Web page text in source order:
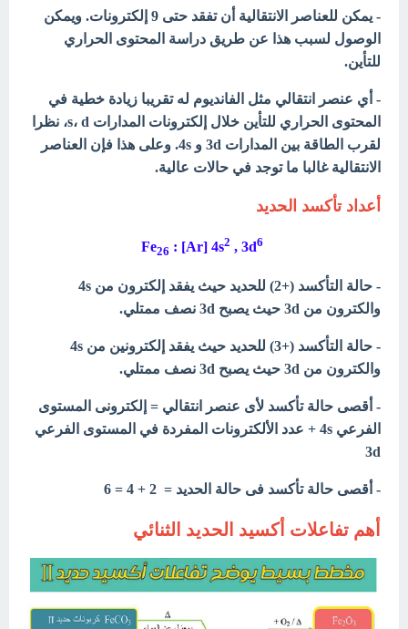
- يمكن للعناصر الانتقالية أن تفقد حتى 9 إلكترونات. ويمكن
الوصول لسبب هذا عن طريق دراسة المحتوى الحراري
للتأين.
- أي عنصر انتقالي مثل الفانديوم له تقريبا زيادة خطية في
المحتوى الحراري للتأين خلال إلكترونات المدارات s، d، نظرا
لقرب الطاقة بين المدارات 3d و 4s. وعلى هذا فإن العناصر
الانتقالية غالبا ما توجد في حالات عالية.
أعداد تأكسد الحديد
26 : [Ar] 4s2 , 3d6
- حالة التأكسد (+2) للحديد حيث يفقد إلكترون من 4s
والكترون من 3d حيث يصبح 3d نصف ممتلي.
- حالة التأكسد (+3) للحديد حيث يفقد إلكترونين من 4s
والكترون من 3d حيث يصبح 3d نصف ممتلي.
- أقصى حالة تأكسد لأى عنصر انتقالي = إلكترونى المستوى
الفرعي 4s + عدد الألكترونات المفردة في المستوى الفرعي
3d
- أقصى حالة تأكسد فى حالة الحديد = 2 + 4 = 6
أهم تفاعلات أكسيد الحديد الثنائي